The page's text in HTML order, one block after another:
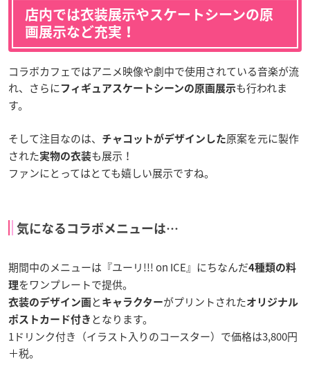
店内では衣装展示やスケートシーンの原
画展示など充実！
コラボカフェではアニメ映像や劇中で使用されている音楽が流
れ、さらに フィギュアスケートシーンの原画展示も行われま
す。
そして注目なのは、 チャコットがデザインした原案を元に製作
された実物の衣装も展示！
ファンにとってはとても嬉しい展示ですね。
気になるコラボメニューは…
期間中のメニューは『ユーリ!!! on ICE』にちなんだ4種類の料
理をワンプレートで提供。
衣装のデザイン画と キャラクターがプリントされたオリジナル
ポストカード付き となります。
1ドリンク付き（イラスト入りのコースター）で価格は3,800円
＋税。